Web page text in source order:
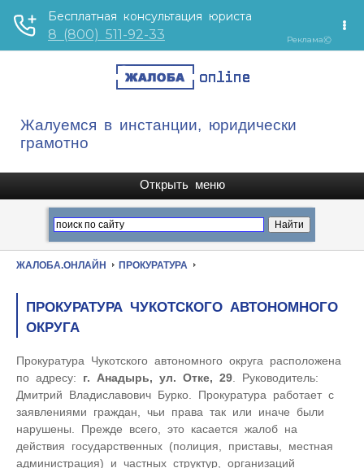
Жалуемся в инстанции, юридически
грамотно
ЖАЛОБА.ОНЛАЙН ПРОКУРАТУРА
ПРОКУРАТУРА ЧУКОТСКОГО АВТОНОМНОГО
ОКРУГА
Прокуратура Чукотского автономного округа расположена
по адресу: г. Анадырь, ул. Отке, 29 . Руководитель:
Дмитрий Владиславович Бурко. Прокуратура работает с
заявлениями граждан, чьи права так или иначе были
нарушены. Прежде всего, это касается жалоб на
действия государственных (полиция, приставы, местная
администрация) и частных структур, организаций